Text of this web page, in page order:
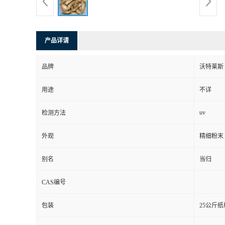
产品详请
品牌 沃特莱斯
用途 不详
检测方法 uv
外观 精细粉末
别名 当归
CAS编号
包装 25公斤